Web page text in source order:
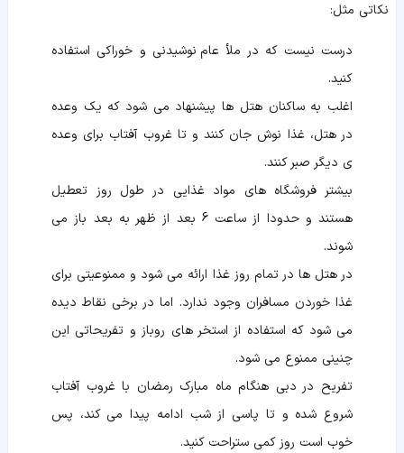
نکاتی مثل:
درست نیست که در ملأ عام نوشیدنی و خوراکی استفاده
کنید.
اغلب به ساکنان هتل ها پیشنهاد می شود که یک وعده
در هتل، غذا نوش جان کنند و تا غروب آفتاب برای وعده
ی دیگر صبر کنند.
بیشتر فروشگاه های مواد غذایی در طول روز تعطیل
هستند و حدودا از ساعت 6 بعد از ظهر به بعد باز می
شوند.
در هتل ها در تمام روز غذا ارائه می شود و ممنوعیتی برای
غذا خوردن مسافران وجود ندارد. اما در برخی نقاط دیده
می شود که استفاده از استخر های روباز و تفریحاتی این
چنینی ممنوع می شود.
تفریح در دبی هنگام ماه مبارک رمضان با غروب آفتاب
شروع شده و تا پاسی از شب ادامه پیدا می کند، پس
خوب است روز کمی ستراحت کنید.